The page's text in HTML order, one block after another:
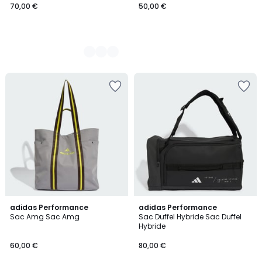
70,00 €
50,00 €
adidas Performance
Sac Amg Sac Amg
60,00 €
adidas Performance
Sac Duffel Hybride Sac Duffel
Hybride
80,00 €